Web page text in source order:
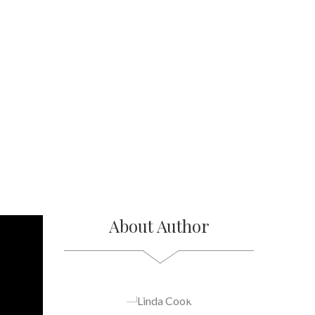
About Author